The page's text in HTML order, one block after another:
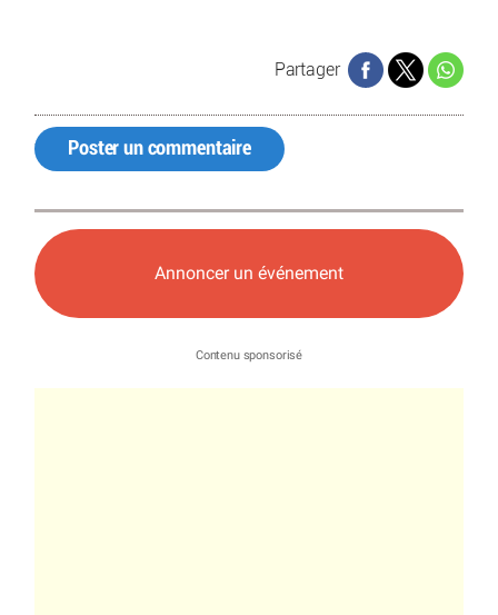
Partager
Poster un commentaire
Annoncer un événement